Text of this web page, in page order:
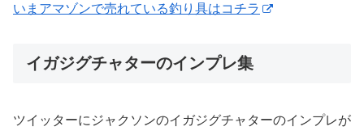
いまアマゾンで売れている釣り具はコチラ
イガジグチャターのインプレ集
ツイッターにジャクソンのイガジグチャターのインプレが